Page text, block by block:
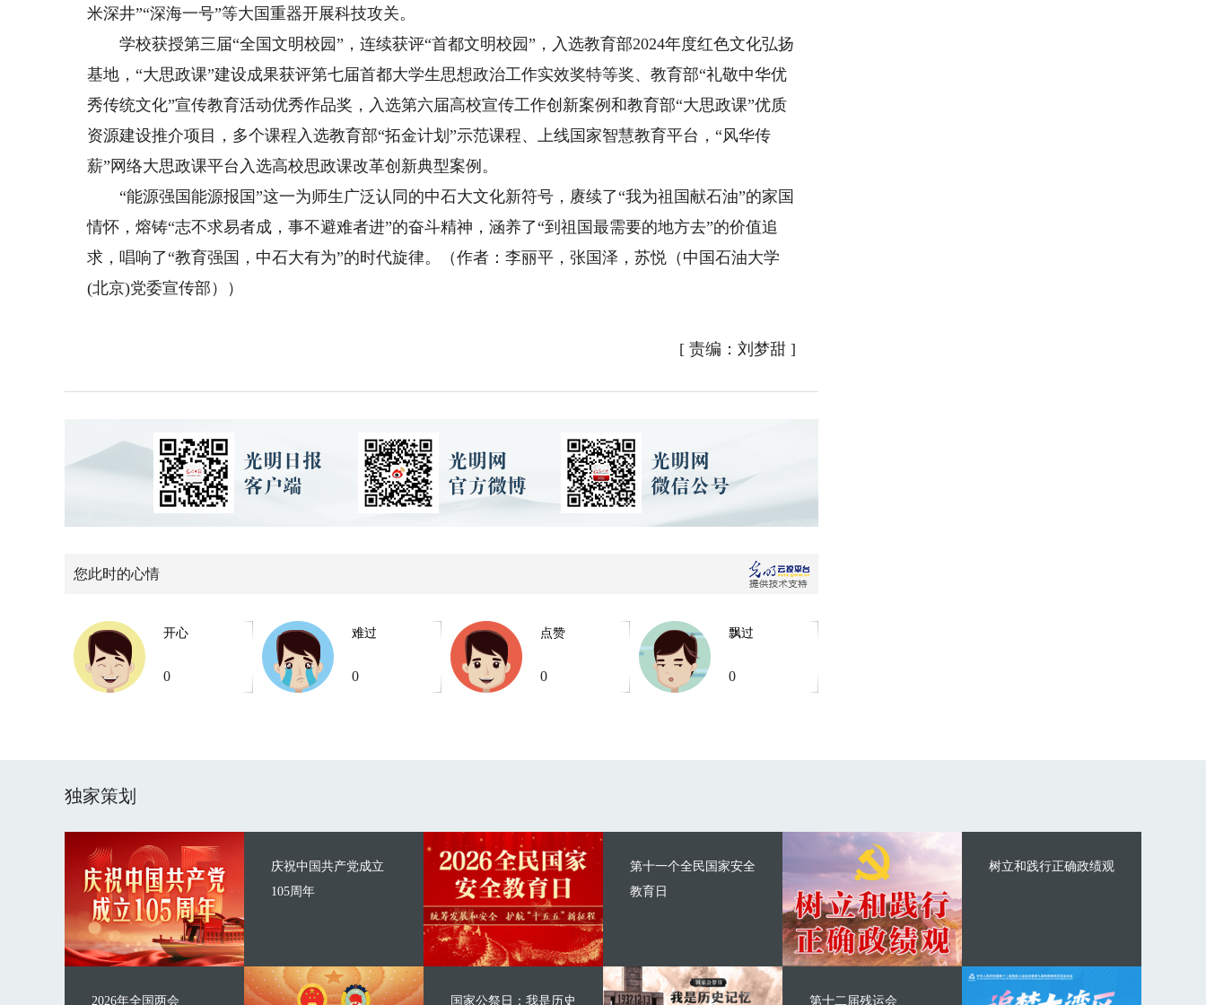
米深井”“深海一号”等大国重器开展科技攻关。
学校获授第三届“全国文明校园”，连续获评“首都文明校园”，入选教育部2024年度红色文化弘扬
基地，“大思政课”建设成果获评第七届首都大学生思想政治工作实效奖特等奖、教育部“礼敬中华优
秀传统文化”宣传教育活动优秀作品奖，入选第六届高校宣传工作创新案例和教育部“大思政课”优质
资源建设推介项目，多个课程入选教育部“拓金计划”示范课程、上线国家智慧教育平台，“风华传
薪”网络大思政课平台入选高校思政课改革创新典型案例。
“能源强国能源报国”这一为师生广泛认同的中石大文化新符号，赓续了“我为祖国献石油”的家国
情怀，熔铸“志不求易者成，事不避难者进”的奋斗精神，涵养了“到祖国最需要的地方去”的价值追
求，唱响了“教育强国，中石大有为”的时代旋律。（作者：李丽平，张国泽，苏悦（中国石油大学
(北京)党委宣传部））
[ 责编：刘梦甜 ]
您此时的心情
开心
0
难过
0
点赞
0
飘过
0
独家策划
庆祝中国共产党成立
105周年
2026年全国两会
第十一个全民国家安全
教育日
国家公祭日：我是历史
树立和践行正确政绩观
第十二届残运会